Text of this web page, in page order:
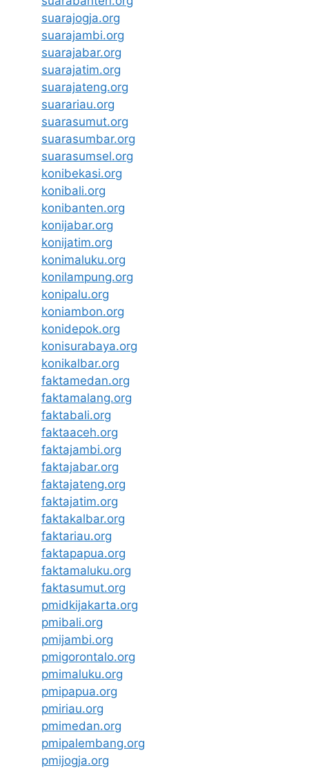
suarajogja.org
suarajambi.org
suarajabar.org
suarajatim.org
suarajateng.org
suarariau.org
suarasumut.org
suarasumbar.org
suarasumsel.org
konibekasi.org
konibali.org
konibanten.org
konijabar.org
konijatim.org
konimaluku.org
konilampung.org
konipalu.org
koniambon.org
konidepok.org
konisurabaya.org
konikalbar.org
faktamedan.org
faktamalang.org
faktabali.org
faktaaceh.org
faktajambi.org
faktajabar.org
faktajateng.org
faktajatim.org
faktakalbar.org
faktariau.org
faktapapua.org
faktamaluku.org
faktasumut.org
pmidkijakarta.org
pmibali.org
pmijambi.org
pmigorontalo.org
pmimaluku.org
pmipapua.org
pmiriau.org
pmimedan.org
pmipalembang.org
pmijogja.org